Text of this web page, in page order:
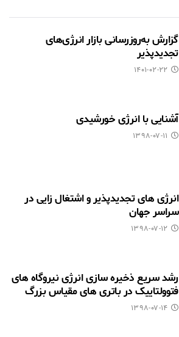
گزارش به‌روزرسانی بازار انرژی‌های
تجدیدپذیر
۱۴۰۱-۰۲-۲۲
آشنایی با انرژی خورشیدی
۱۳۹۸-۰۷-۱۱
انرژی های تجدیدپذیر و اشتغال زایی در
سراسر جهان
۱۳۹۸-۰۷-۱۲
رشد سریع ذخیره سازی انرژی نیروگاه های
فتوولتاییک در باتری های مقیاس بزرگ
۱۳۹۸-۰۷-۱۴